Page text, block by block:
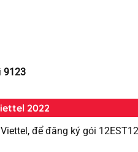
9123
2022
để đăng ký gói